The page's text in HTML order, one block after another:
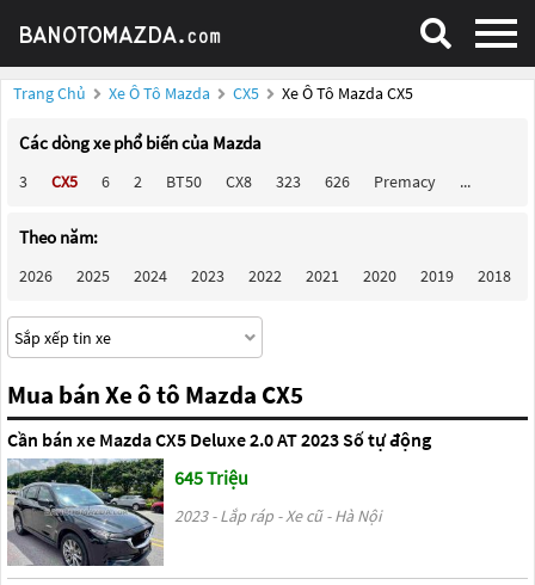
Trang Chủ Xe Ô Tô Mazda CX5 Xe Ô Tô Mazda CX5
Các dòng xe phổ biến của Mazda
3 CX5 6 2 BT50 CX8 323 626 Premacy ...
Theo năm:
2026 2025 2024 2023 2022 2021 2020 2019 2018
Mua bán Xe ô tô Mazda CX5
Cần bán xe Mazda CX5 Deluxe 2.0 AT 2023 Số tự động
645 Triệu
2023 - Lắp ráp - Xe cũ - Hà Nội